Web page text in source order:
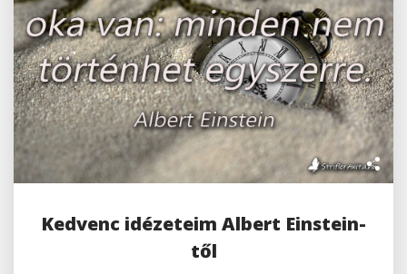
Kedvenc idézeteim Albert Einstein-
től